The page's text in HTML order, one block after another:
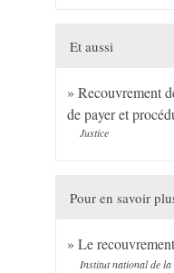
Et aussi
Recouvrement
de payer et
Justice
Pour en savoir
Le
Institut national de